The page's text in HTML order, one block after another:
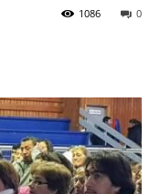
0
1086